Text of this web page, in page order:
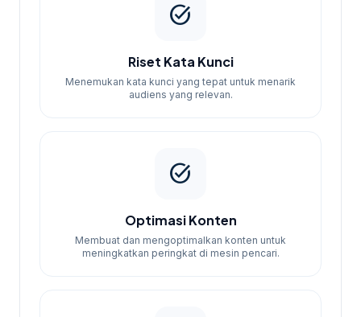
task_alt
Riset Kata Kunci
Menemukan kata kunci yang tepat untuk menarik
audiens yang relevan.
task_alt
Optimasi Konten
Membuat dan mengoptimalkan konten untuk
meningkatkan peringkat di mesin pencari.